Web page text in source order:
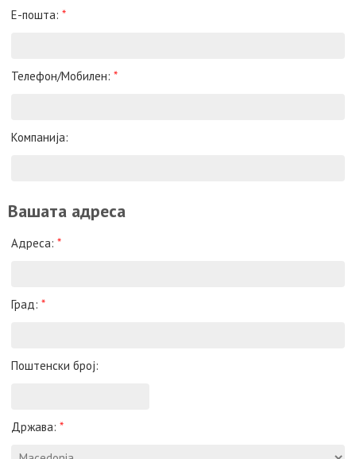
Е-пошта: *
Телефон/Мобилен: *
Компанија:
Вашата адреса
Адреса: *
Град: *
Поштенски број:
Држава: *